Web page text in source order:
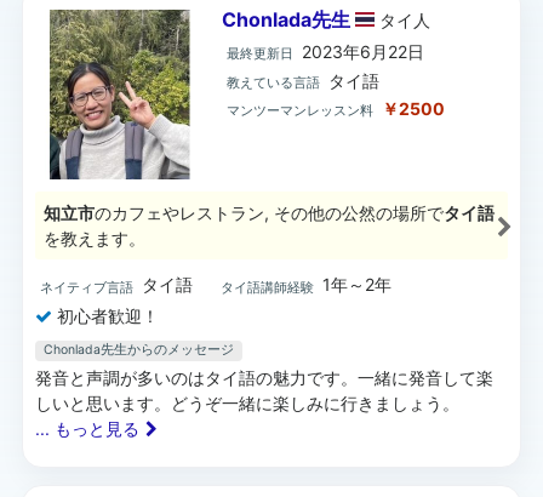
Chonlada先生 タイ 人
最終更新日 2023年6月22日
教えている言語 タイ語
マンツーマンレッスン料 ￥2500
知立市のカフェやレストラン, その他の公然の場所でタイ語
を教えます。
ネイティブ言語 タイ語 タイ語講師経験 1年～2年
初心者歓迎！
Chonlada先生からのメッセージ
発音と声調が多いのはタイ語の魅力です。一緒に発音して楽
しいと思います。どうぞ一緒に楽しみに行きましょう。
... もっと見る